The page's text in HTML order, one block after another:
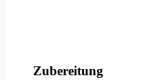
Zubereitung